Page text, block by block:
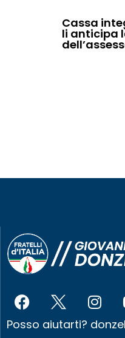
Cassa
li anticipa
Posso aiutarti?